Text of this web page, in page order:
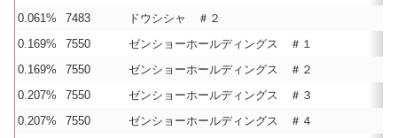
0.061%
7483
ドウシシャ ＃２
0.169%
7550
ゼンショーホールディングス ＃１
0.169%
7550
ゼンショーホールディングス ＃２
0.207%
7550
ゼンショーホールディングス ＃３
0.207%
7550
ゼンショーホールディングス ＃４